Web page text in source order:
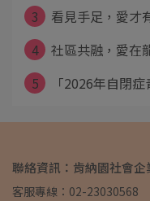
3
看見手足，愛
4
社區共融，愛在
5
「2026年自閉
聯絡資訊：肯納園社會企
客服專線：02-23030568